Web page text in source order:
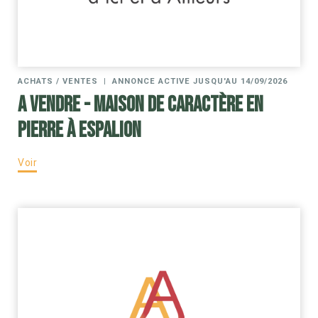
ACHATS / VENTES | ANNONCE ACTIVE JUSQU'AU 14/09/2026
A VENDRE - Maison de caractère en
pierre à Espalion
Voir